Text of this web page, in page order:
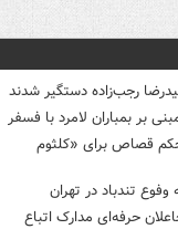
بر بمباران لامرد با فسفر
فقره حکم قصاص برای «کلثوم
تندباد در تهران
حرفه‌ای مدارک اتباع